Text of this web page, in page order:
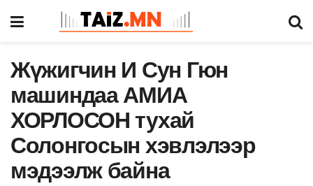
Жүжигчин И Сун Гюн
машиндаа АМИА
ХОРЛОСОН тухай
Солонгосын хэвлэлээр
мэдээлж байна